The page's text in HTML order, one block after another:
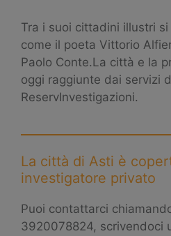
Tra i suoi cittadini illustri
come il poeta Vittorio
Paolo Conte.La città e la
oggi raggiunte dai servizi
ReservInvestigazioni.
La città di Asti è
investigatore privato
Puoi contattarci
3920078824, scrivendoci